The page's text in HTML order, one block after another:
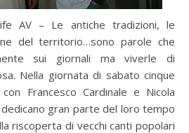
AV – Le antiche tradizioni, le
del territorio…sono parole che
sui giornali ma viverle di
Nella giornata di sabato cinque
Francesco Cardinale e Nicola
gran parte del loro tempo
riscoperta di vecchi canti popolari